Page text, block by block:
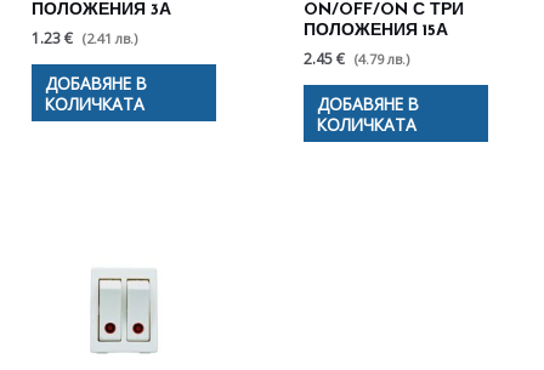
ПОЛОЖЕНИЯ 3А
1.23 € (2.41 лв.)
ДОБАВЯНЕ В
КОЛИЧКАТА
ON/OFF/ON С ТРИ
ПОЛОЖЕНИЯ 15А
2.45 € (4.79 лв.)
ДОБАВЯНЕ В
КОЛИЧКАТА